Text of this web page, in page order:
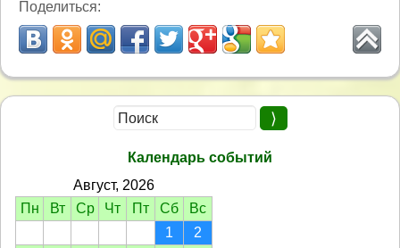
Поделиться:
Календарь событий
Август, 2026
Пн
Вт Ср Чт Пт Сб
Вс
1
2